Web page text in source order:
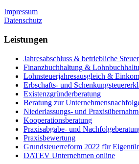
Impressum
Datenschutz
Leistungen
Jahresabschluss & betriebliche
Finanzbuchhaltung &
Lohnsteuerjahresausgleich &
Erbschafts- und
Existenzgründerberatung
Beratung zur
Niederlassungs- und
Kooperationsberatung
Praxisabgabe- und
Praxisbewertung
Grundsteuerreform 2022 für
DATEV Unternehmen online